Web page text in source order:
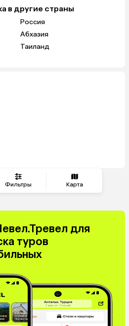
Фильтры Карта
в другие страны
Россия
Абхазия
Таиланд
для
туров